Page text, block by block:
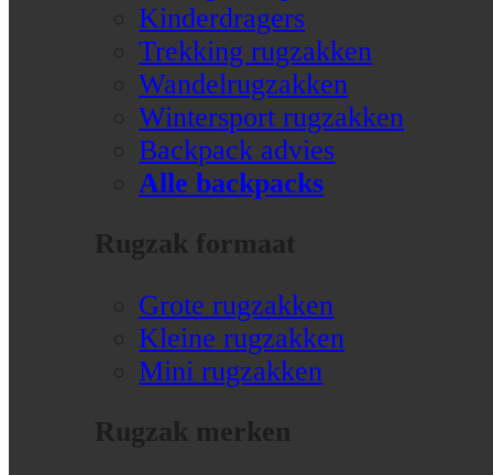
Kinderdragers
Trekking rugzakken
Wandelrugzakken
Wintersport rugzakken
Backpack advies
Alle backpacks
Rugzak formaat
Grote rugzakken
Kleine rugzakken
Mini rugzakken
Rugzak merken